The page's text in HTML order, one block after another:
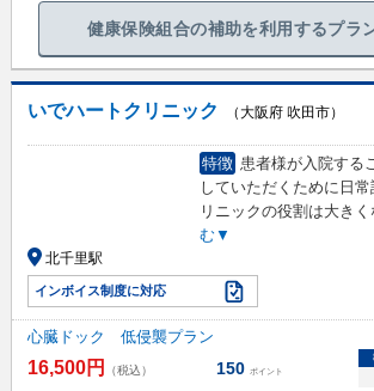
健康保険組合の補助を利用するプラ
いでハートクリニック
（大阪府 吹田市）
特徴 患者様が入院する
していただくために日
リニックの役割は大きく
む▼
北千里駅
インボイス制度に対応
心臓ドック 低侵襲プラン
16,500円 （税込） 150 ポイント